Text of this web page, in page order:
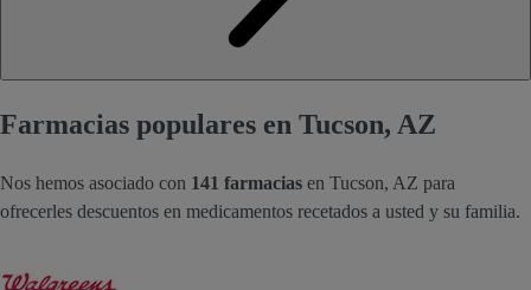
Farmacias populares en Tucson, AZ
Nos hemos asociado con 141 farmacias en Tucson, AZ para
ofrecerles descuentos en medicamentos recetados a usted y su familia.